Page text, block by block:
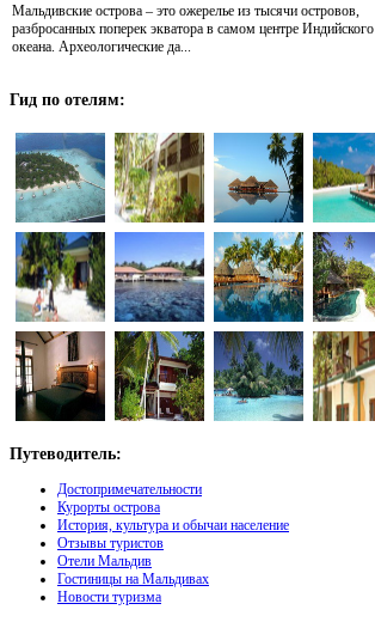
Мальдивские острова – это ожерелье из тысячи островов,
разбросанных поперек экватора в самом центре Индийского
океана. Археологические да...
Гид по отелям:
Путеводитель:
Достопримечательности
Курорты острова
История, культура и обычаи население
Отзывы туристов
Отели Мальдив
Гостиницы на Мальдивах
Новости туризма